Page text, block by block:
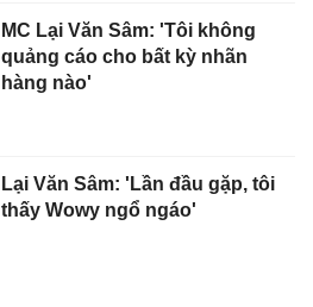
MC Lại Văn Sâm: 'Tôi không
quảng cáo cho bất kỳ nhãn
hàng nào'
Lại Văn Sâm: 'Lần đầu gặp, tôi
thấy Wowy ngổ ngáo'